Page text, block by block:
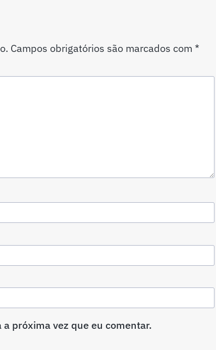
Campos obrigatórios são marcados com *
próxima vez que eu comentar.